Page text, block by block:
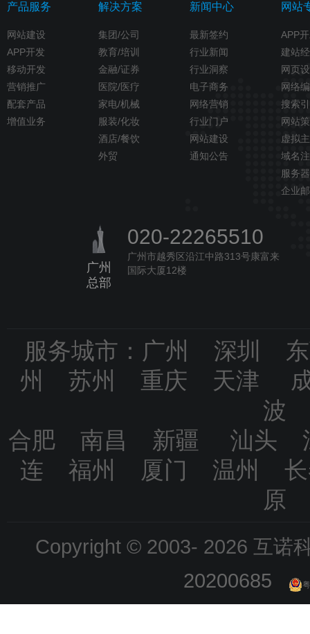
产品服务
网站建设
APP开发
移动开发
营销推广
配套产品
增值业务
解决方案
集团/公司
教育/培训
金融/证券
医院/医疗
家电/机械
服装/化妆
酒店/餐饮
外贸
新闻中心
最新签约
行业新闻
行业洞察
电子商务
网络营销
行业门户
网站建设
通知公告
网站
APP
建站
网页
网络
搜索
网站
虚拟
域名
服务器
企业
广州
总部
020-22265510
广州市越秀区沿江中路313号康富来
国际大厦12楼
服务城市：广州 深
州 苏州 重庆 天津
波
合肥 南昌 新疆 汕头
连 福州 厦门 温州
原
Copyright © 2003- 2026 互诺
20200685